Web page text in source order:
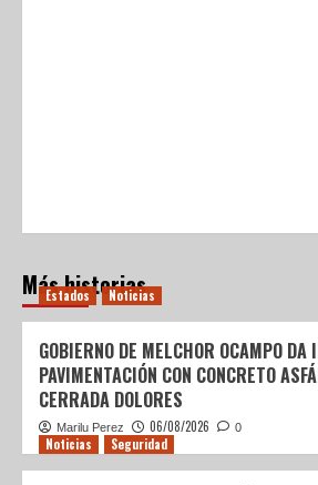
Más historias
Estados Noticias
GOBIERNO DE MELCHOR OCAMPO DA
PAVIMENTACIÓN CON CONCRETO
CERRADA DOLORES
Marilu Perez 06/08/2026 0
Noticias Seguridad